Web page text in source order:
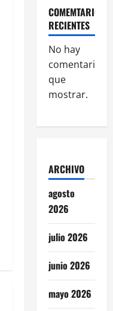
COMEMTARIOS
RECIENTES
No hay
comentarios
que
mostrar.
ARCHIVO
agosto
2026
julio 2026
junio 2026
mayo 2026